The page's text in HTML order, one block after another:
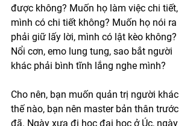
được không? Muốn họ làm việc chi tiết,
mình có chi tiết không? Muốn họ nói ra
phải giữ lấy lời, mình có lật kèo không?
Nổi cơn, emo lung tung, sao bắt người
khác phải bình tĩnh lắng nghe mình?
Cho nên, bạn muốn quản trị người khác
thế nào, bạn nên master bản thân trước
đã. Ngày xưa đi học đại học ở Úc, ngày